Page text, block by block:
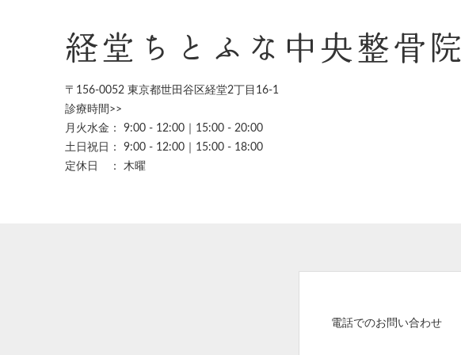
経堂ちとふな中央整骨院
〒156-0052 東京都世田谷区経堂2丁目16-1
診療時間>>
月火水金： 9:00 - 12:00｜15:00 - 20:00
土日祝日： 9:00 - 12:00｜15:00 - 18:00
定休日 ： 木曜
電話でのお問い合わせ